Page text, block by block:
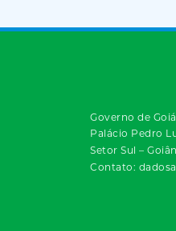
Governo de
Palácio Pedro
Setor Sul –
Contato: